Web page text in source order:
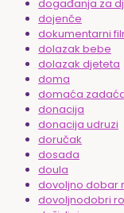
događanja za
dojenče
dokumentarni
dolazak bebe
dolazak djeteta
doma
domaća
donacija
donacija udruzi
doručak
dosada
doula
dovoljno dobar
dovoljnodobri